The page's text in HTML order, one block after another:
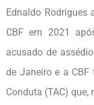
Ednaldo Rodrigues
CBF em 2021
acusado de
de Janeiro e a
Conduta (TAC)